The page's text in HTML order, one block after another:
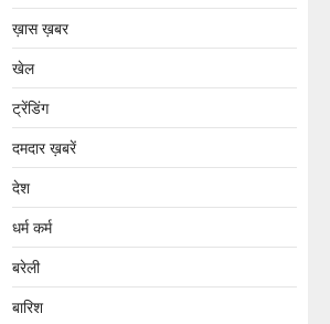
ख़ास ख़बर
खेल
ट्रेंडिंग
दमदार ख़बरें
देश
धर्म कर्म
बरेली
बारिश